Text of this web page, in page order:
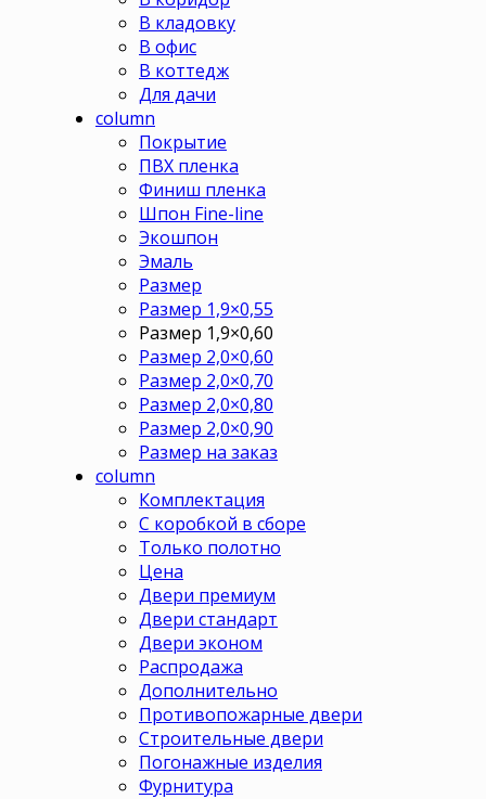
В кладовку
В офис
В коттедж
Для дачи
column
Покрытие
ПВХ пленка
Финиш пленка
Шпон Fine-line
Экошпон
Эмаль
Размер
Размер 1,9×0,55
Размер 1,9×0,60
Размер 2,0×0,60
Размер 2,0×0,70
Размер 2,0×0,80
Размер 2,0×0,90
Размер на заказ
column
Комплектация
С коробкой в сборе
Только полотно
Цена
Двери премиум
Двери стандарт
Двери эконом
Распродажа
Дополнительно
Противопожарные двери
Строительные двери
Погонажные изделия
Фурнитура